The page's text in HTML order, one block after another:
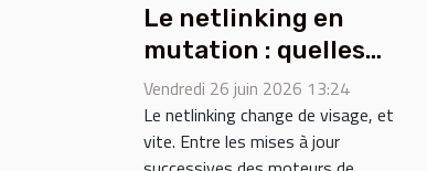
Le netlinking en
mutation : quelles
compétences
développer
maintenant ?
Vendredi 26 juin 2026 13:24
Le netlinking change de visage, et
vite. Entre les mises à jour